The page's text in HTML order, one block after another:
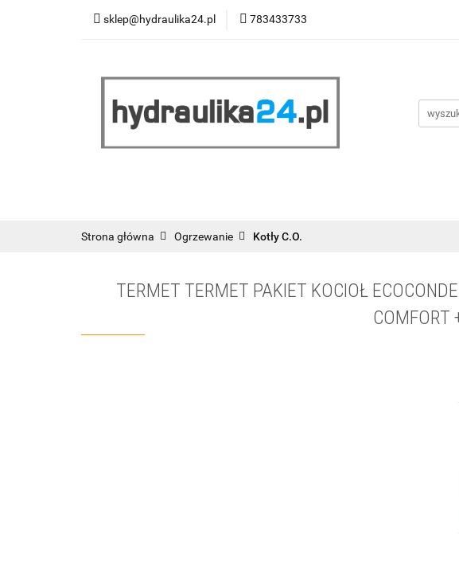
sklep@hydraulika24.pl 783433733
RATY/LEASING
Łazienka
Wyprzedaż WYCENA ZESTAWÓW
Strona główna Ogrzewanie Kotły C.O.
TERMET TERMET PAKIET KOCIOŁ